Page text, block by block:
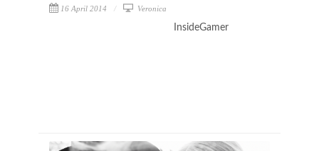
16 April 2014 Veronica
InsideGamer